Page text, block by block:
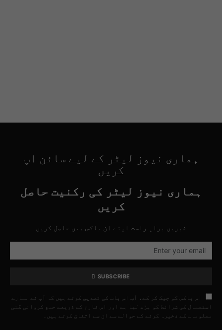
ہماری نیوز لیٹر کے لیے سائن اپ
کریں
ہماری نیوز لیٹر کی رکنیت حاصل
کریں
خبریں براہِ راست اپنے ان باکس میں حاصل کریں
SUBSCRIBE
اس باکس کو چیک کر کے، آپ اس بات کی تصدیق کرتے ہیں کہ آپ نے ہمارے
استعمال کی شرائط کو پڑھ لیا ہے اور اس فارم کے ذریعے جمع کروائی گئی
معلومات کے ذخیرہ کرنے کے حوالے سے ان سے اتفاق کرتے ہیں۔